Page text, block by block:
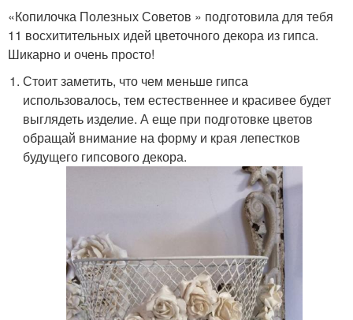
«Копилочка Полезных Советов » подготовила для тебя
11 восхитительных идей цветочного декора из гипса.
Шикарно и очень просто!
Стоит заметить, что чем меньше гипса
использовалось, тем естественнее и красивее будет
выглядеть изделие. А еще при подготовке цветов
обращай внимание на форму и края лепестков
будущего гипсового декора.